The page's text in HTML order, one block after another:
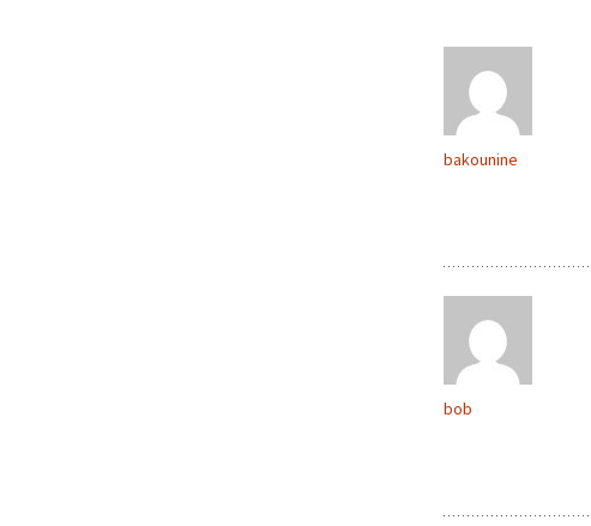
bakounine
bob